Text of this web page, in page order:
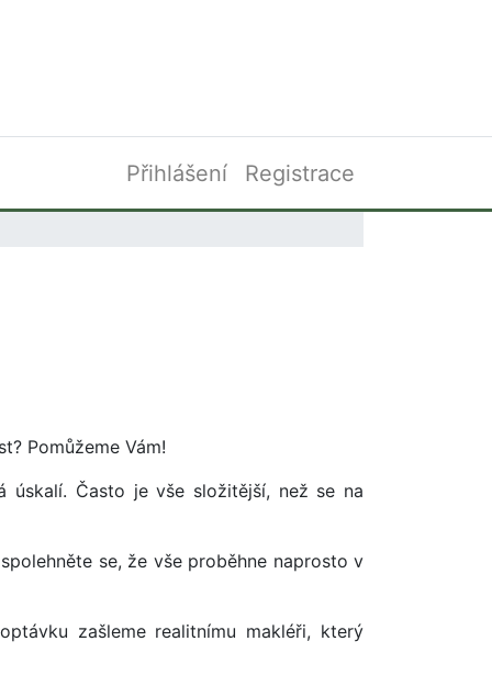
Přihlášení Registrace
Pomůžeme Vám!
úskalí. Často je vše složitější, než se na
se, že vše proběhne naprosto v
zašleme realitnímu makléři, který